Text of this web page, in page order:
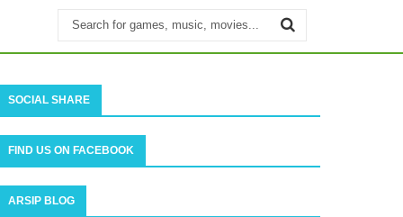
SOCIAL SHARE
FIND US ON FACEBOOK
ARSIP BLOG